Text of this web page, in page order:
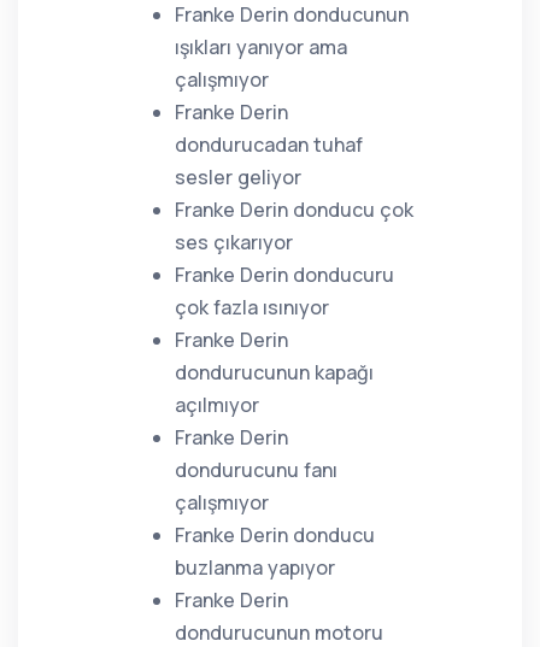
Franke Derin donducunun
ışıkları yanıyor ama
çalışmıyor
Franke Derin
dondurucadan tuhaf
sesler geliyor
Franke Derin donducu çok
ses çıkarıyor
Franke Derin donducuru
çok fazla ısınıyor
Franke Derin
dondurucunun kapağı
açılmıyor
Franke Derin
dondurucunu fanı
çalışmıyor
Franke Derin donducu
buzlanma yapıyor
Franke Derin
dondurucunun motoru